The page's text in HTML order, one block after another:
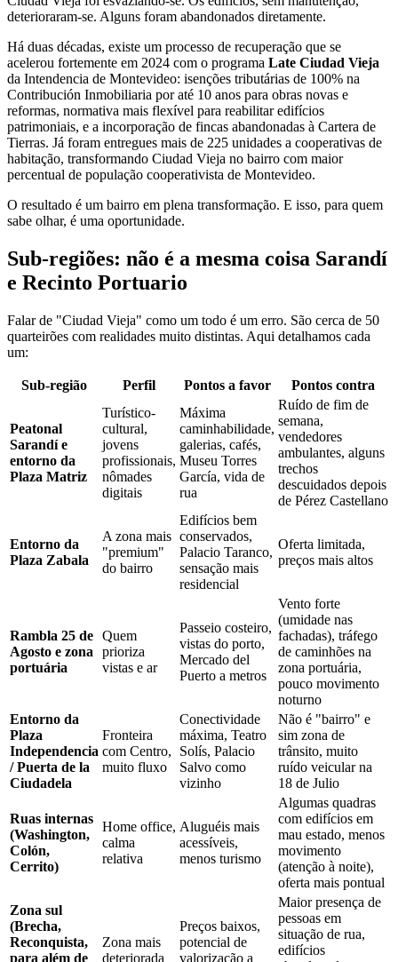
deterioraram-se. Alguns foram abandonados diretamente.
Há duas décadas, existe um processo de recuperação que se
acelerou fortemente em 2024 com o programa Late Ciudad Vieja
da Intendencia de Montevideo: isenções tributárias de 100% na
Contribución Inmobiliaria por até 10 anos para obras novas e
reformas, normativa mais flexível para reabilitar edifícios
patrimoniais, e a incorporação de fincas abandonadas à Cartera de
Tierras. Já foram entregues mais de 225 unidades a cooperativas de
habitação, transformando Ciudad Vieja no bairro com maior
percentual de população cooperativista de Montevideo.
O resultado é um bairro em plena transformação. E isso, para quem
sabe olhar, é uma oportunidade.
Sub-regiões: não é a mesma coisa Sarandí
e Recinto Portuario
Falar de "Ciudad Vieja" como um todo é um erro. São cerca de 50
quarteirões com realidades muito distintas. Aqui detalhamos cada
um:
Sub-região Perfil Pontos a favor Pontos contra
Peatonal
Sarandí e
entorno da
Plaza Matriz
Turístico-
cultural,
jovens
profissionais,
nômades
digitais
Máxima
caminhabilidade,
galerias, cafés,
Museu Torres
García, vida de
rua
Ruído de fim de
semana,
vendedores
ambulantes, alguns
trechos
descuidados depois
de Pérez Castellano
Entorno da
Plaza Zabala
A zona mais
"premium"
do bairro
Edifícios bem
conservados,
Palacio Taranco,
sensação mais
residencial
Oferta limitada,
preços mais altos
Rambla 25 de
Agosto e zona
portuária
Quem
prioriza
vistas e ar
Passeio costeiro,
vistas do porto,
Mercado del
Puerto a metros
Vento forte
(umidade nas
fachadas), tráfego
de caminhões na
zona portuária,
pouco movimento
noturno
Entorno da
Plaza
Independencia
/ Puerta de la
Ciudadela
Fronteira
com Centro,
muito fluxo
Conectividade
máxima, Teatro
Solís, Palacio
Salvo como
vizinho
Não é "bairro" e
sim zona de
trânsito, muito
ruído veicular na
18 de Julio
Ruas internas
(Washington,
Colón,
Cerrito)
Home office,
calma
relativa
Aluguéis mais
acessíveis,
menos turismo
Algumas quadras
com edifícios em
mau estado, menos
movimento
(atenção à noite),
oferta mais pontual
Zona sul
(Brecha,
Reconquista,
para além de
Zona mais
deteriorada
Preços baixos,
potencial de
valorização a
Maior presença de
pessoas em
situação de rua,
edifícios